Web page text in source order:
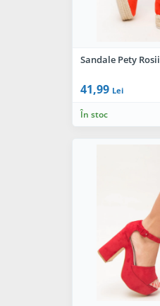
Sandale Pety Rosii
41,99 Lei
În stoc